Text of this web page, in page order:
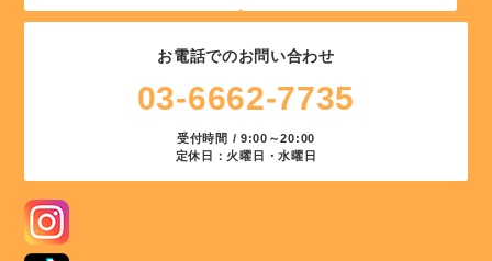
お電話でのお問い合わせ
03-6662-7735
受付時間 / 9:00～20:00
定休日：火曜日・水曜日